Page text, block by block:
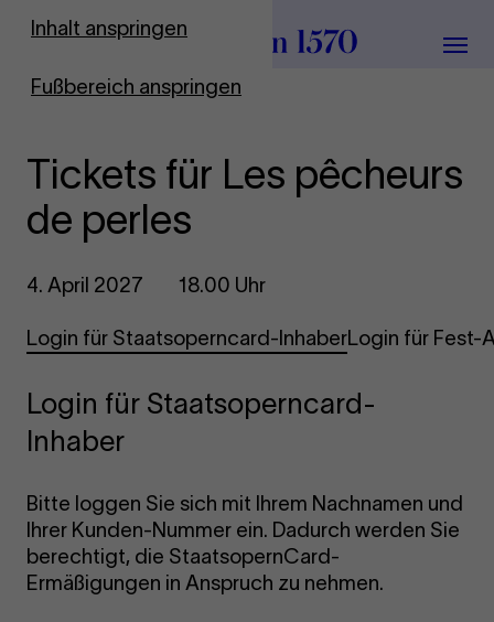
Inhalt anspringen
Fußbereich anspringen
Zur Startseite
Menü
Tickets für Les pêcheurs
de perles
4. April 2027 18.00 Uhr
Login für Staatsoperncard-InhaberLogin für Fest-
Login für Staatsoperncard-
Inhaber
Bitte loggen Sie sich mit Ihrem Nachnamen und
Ihrer Kunden-Nummer ein. Dadurch werden Sie
berechtigt, die StaatsopernCard-
Ermäßigungen in Anspruch zu nehmen.